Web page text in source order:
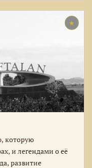
★
которую
и легендами о её
развитие